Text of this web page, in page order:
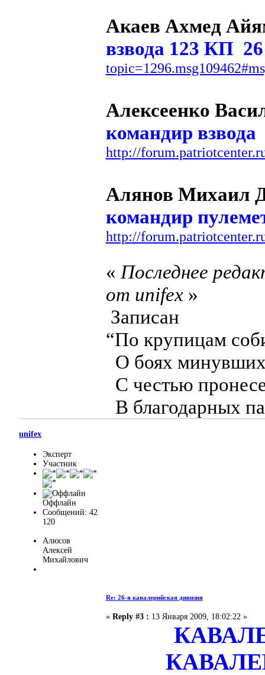
Акаев Ахмед
взвода 123 КП
Алексеенко
командир
http://
Алянов Михаил
командир
http://
« Последнее
от unifex»
Записан
“По крупицам
О боях
С честью
В благодарных
unifex
Эксперт
Участник
Оффлайн
Сообщений: 42
120
Алюсов
Алексей
Михайлович
Re: 26-я кавалерийская дивизия
« Reply #3 : 13 Января 2009, 18:02:22 »